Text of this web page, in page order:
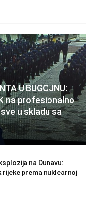
U BUGOJNU:
na profesionalno
u skladu sa
na Dunavu:
rijeke prema nuklearnoj